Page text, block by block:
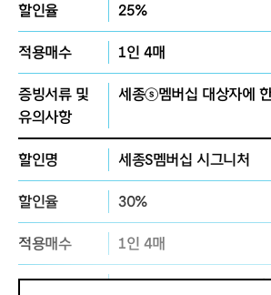
그룹 3 | 예매번호
0분 전
그룹 4 | 예매번호
반입이 가능합니다.
방해가 되는 백팩 등
되어 있는 무인물품
기 바랍니다. 무인물
cm, 깊이 60cm, 높
할인율 25%
적용매수 1인 4매
증빙서류 및
유의사항
세종ⓢ멤버십 대상자에
할인명 세종S멤버십 시그니처
할인율 30%
적용매수 1인 4매
증빙서류 및
세종ⓢ멤버십 대상자에